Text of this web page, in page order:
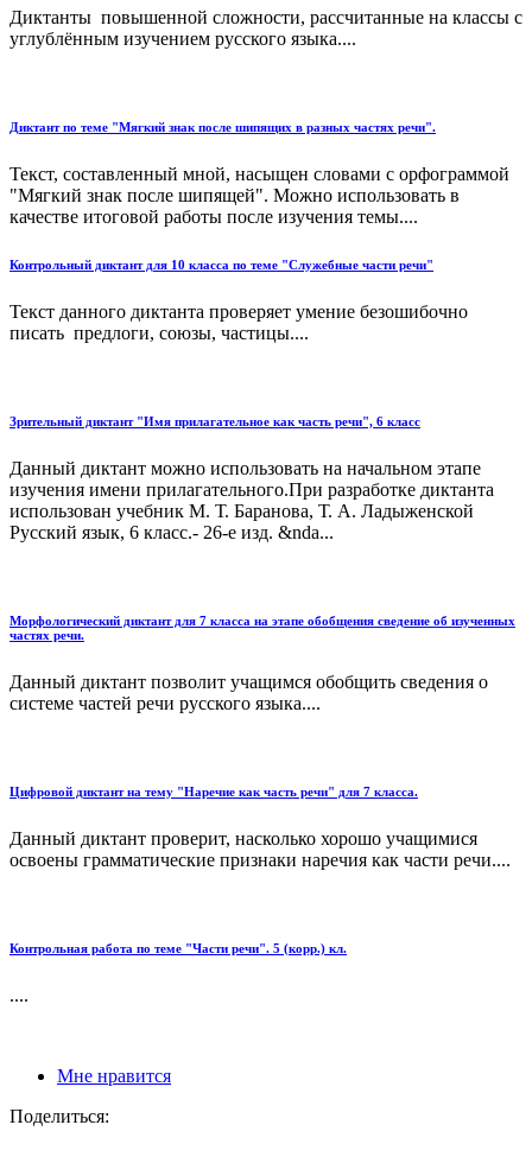
Диктанты повышенной сложности, рассчитанные на классы с
углублённым изучением русского языка....
Диктант по теме "Мягкий знак после шипящих в разных частях речи".
Текст, составленный мной, насыщен словами с орфограммой
"Мягкий знак после шипящей". Можно использовать в
качестве итоговой работы после изучения темы....
Контрольный диктант для 10 класса по теме "Служебные части речи"
Текст данного диктанта проверяет умение безошибочно
писать предлоги, союзы, частицы....
Зрительный диктант "Имя прилагательное как часть речи", 6 класс
Данный диктант можно использовать на начальном этапе
изучения имени прилагательного.При разработке диктанта
использован учебник М. Т. Баранова, Т. А. Ладыженской
Русский язык, 6 класс.- 26-е изд. &nda...
Морфологический диктант для 7 класса на этапе обобщения сведение об изученных
частях речи.
Данный диктант позволит учащимся обобщить сведения о
системе частей речи русского языка....
Цифровой диктант на тему "Наречие как часть речи" для 7 класса.
Данный диктант проверит, насколько хорошо учащимися
освоены грамматические признаки наречия как части речи....
Контрольная работа по теме "Части речи". 5 (корр.) кл.
....
Мне нравится
Поделиться: